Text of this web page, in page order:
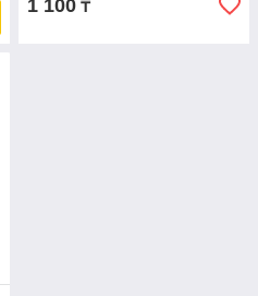
1 100 ₸